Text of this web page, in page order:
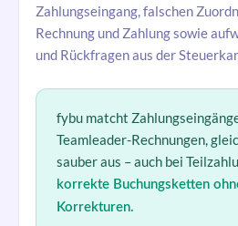
Zahlungseingang, falschen
Rechnung und Zahlung sowie
und Rückfragen aus der
fybu matcht
Teamleader-Rechnungen,
sauber aus – auch bei
korrekte Buchungsketten
Korrekturen.